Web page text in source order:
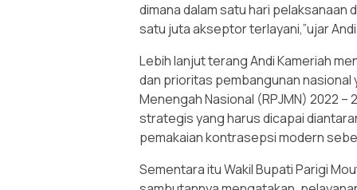
dimana dalam satu hari
satu juta akseptor terlayani,”ujar
Lebih lanjut terang Andi Kameriah
dan prioritas pembangunan nasional
Menengah Nasional (RPJMN) 2022
strategis yang harus dicapai
pemakaian kontrasepsi modern
Sementara itu Wakil Bupati Parigi